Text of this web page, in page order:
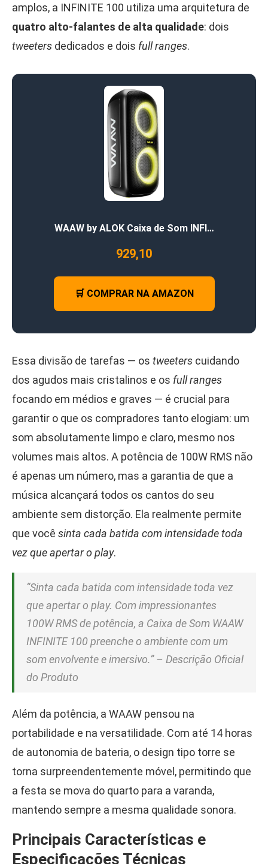
amplos, a INFINITE 100 utiliza uma arquitetura de
quatro alto-falantes de alta qualidade: dois
tweeters dedicados e dois full ranges.
WAAW by ALOK Caixa de Som INFI…
929,10
🛒 COMPRAR NA AMAZON
Essa divisão de tarefas — os tweeters cuidando
dos agudos mais cristalinos e os full ranges
focando em médios e graves — é crucial para
garantir o que os compradores tanto elogiam: um
som absolutamente limpo e claro, mesmo nos
volumes mais altos. A potência de 100W RMS não
é apenas um número, mas a garantia de que a
música alcançará todos os cantos do seu
ambiente sem distorção. Ela realmente permite
que você sinta cada batida com intensidade toda
vez que apertar o play.
“Sinta cada batida com intensidade toda vez
que apertar o play. Com impressionantes
100W RMS de potência, a Caixa de Som WAAW
INFINITE 100 preenche o ambiente com um
som envolvente e imersivo.” – Descrição Oficial
do Produto
Além da potência, a WAAW pensou na
portabilidade e na versatilidade. Com até 14 horas
de autonomia de bateria, o design tipo torre se
torna surpreendentemente móvel, permitindo que
a festa se mova do quarto para a varanda,
mantendo sempre a mesma qualidade sonora.
Principais Características e
Especificações Técnicas